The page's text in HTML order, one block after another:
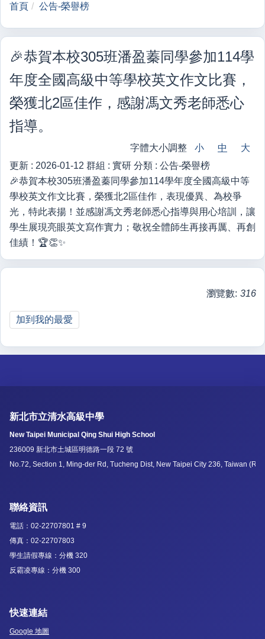
首頁 公告-榮譽榜
🎉恭賀本校305班潘盈蓁同學參加114學
年度全國高級中等學校英文作文比賽，
榮獲北2區佳作，感謝馮文秀老師悉心
指導。
字體大小調整 小 中
大
更新 : 2026-01-12 群組 : 實研 分類 : 公告-榮譽榜
🎉恭賀本校305班潘盈蓁同學參加114學年度全國高級中等
學校英文作文比賽，榮獲北2區佳作，表現優異、為校爭
光，特此表揚！並感謝馮文秀老師悉心指導與用心培訓，讓
學生展現亮眼英文寫作實力；敬祝全體師生再接再厲、再創
佳績！🏆👏✨
瀏覽數: 316
加到我的最愛
新北市立清水高級中學
New Taipei Municipal Qing Shui High School
236009 新北市土城區明德路一段 72 號
No.72, Section 1, Ming-der Rd, Tucheng Dist, New Taipei City 236, Taiwan
聯絡資訊
電話：02-22707801 # 9
傳真：02-22707803
學生請假專線：分機 320
反霸凌專線：分機 300
快速連結
Google 地圖